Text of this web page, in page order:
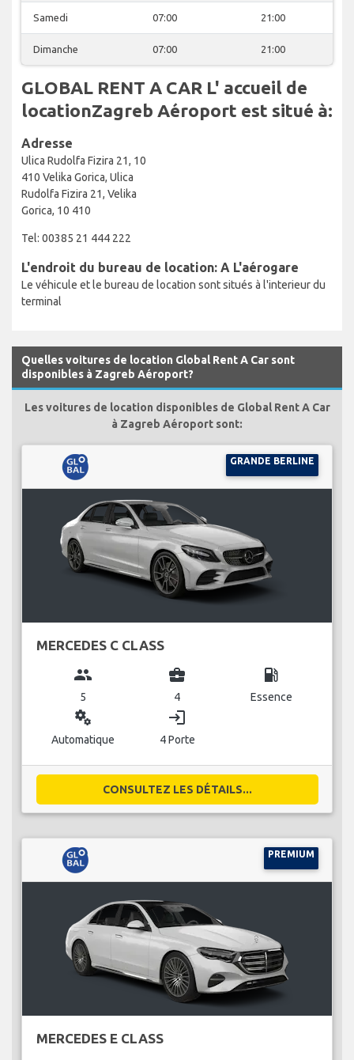
Samedi 07:00 21:00
Dimanche 07:00 21:00
GLOBAL RENT A CAR L' accueil de
locationZagreb Aéroport est situé à:
Adresse
Ulica Rudolfa Fizira 21, 10
410 Velika Gorica, Ulica
Rudolfa Fizira 21, Velika
Gorica, 10 410
Tel: 00385 21 444 222
L'endroit du bureau de location: A L'aérogare
Le véhicule et le bureau de location sont situés à l'interieur du
terminal
Quelles voitures de location Global Rent A Car sont
disponibles à Zagreb Aéroport?
Les voitures de location disponibles de Global Rent A Car
à Zagreb Aéroport sont:
GRANDE BERLINE
MERCEDES C CLASS
group
5
business_center
4
local_gas_station
Essence
miscellaneous_services
Automatique
login
4 Porte
CONSULTEZ LES DÉTAILS...
PREMIUM
MERCEDES E CLASS